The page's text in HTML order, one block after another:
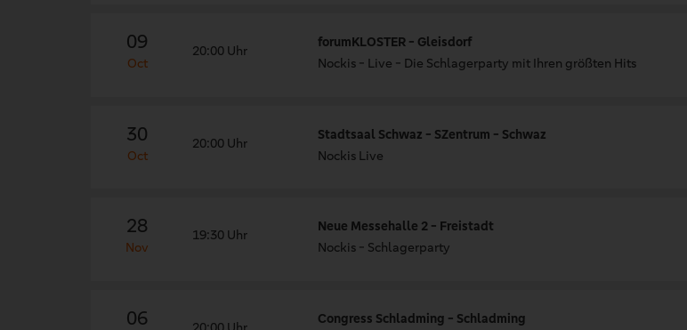
09
Oct
20:00 Uhr
forumKLOSTER - Gleisdorf
Nockis - Live - Die Schlagerparty mit Ihren größten Hits
30
Oct
20:00 Uhr
Stadtsaal Schwaz - SZentrum - Schwaz
Nockis Live
28
Nov
19:30 Uhr
Neue Messehalle 2 - Freistadt
Nockis - Schlagerparty
06
Congress Schladming - Schladming